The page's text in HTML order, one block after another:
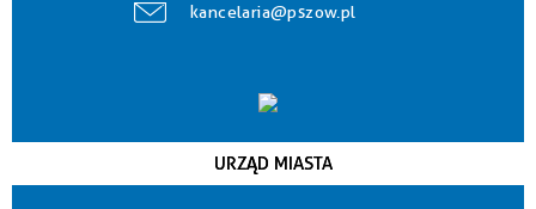
kancelaria@pszow.pl
URZĄD MIASTA